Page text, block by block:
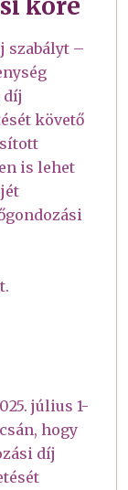
szabályt –
díj
követő
is lehet
július 1-
hogy
díj